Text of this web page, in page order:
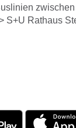
S+U Rathaus